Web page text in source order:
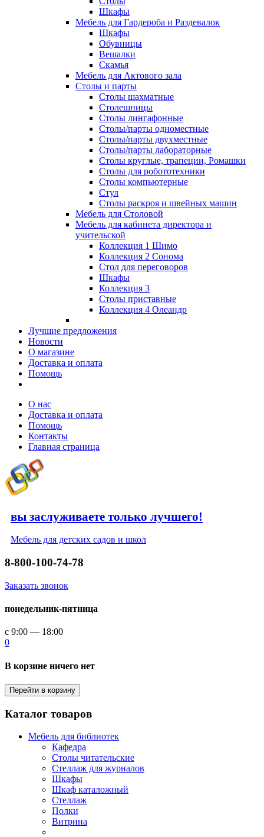
Шкафы
Мебель для Гардероба и Раздевалок
Шкафы
Обувницы
Вешалки
Скамья
Мебель для Актового зала
Столы и парты
Столы шахматные
Столешницы
Столы лингафонные
Столы/парты одноместные
Столы/парты двухместные
Столы/парты лабораторные
Столы круглые, трапеции, Ромашки
Столы для робототехники
Столы компьютерные
Стул
Столы раскроя и швейных машин
Мебель для Столовой
Мебель для кабинета директора и
учительской
Коллекция 1 Шимо
Коллекция 2 Сонома
Стол для переговоров
Шкафы
Коллекция 3
Столы приставные
Коллекция 4 Олеандр
Лучшие предложения
Новости
О магазине
Доставка и оплата
Помощь
О нас
Доставка и оплата
Помощь
Контакты
Главная страница
вы заслуживаете только лучшего!
Мебель для детских садов и школ
8-800-100-74-78
Заказать звонок
понедельник-пятница
с 9:00 — 18:00
0
В корзине ничего нет
Перейти в корзину
Каталог товаров
Мебель для библиотек
Кафедра
Столы читательские
Стеллаж для журналов
Шкафы
Шкаф каталожный
Стеллаж
Полки
Витрина